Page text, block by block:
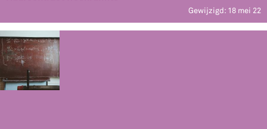
Gewijzigd: 18 mei 22